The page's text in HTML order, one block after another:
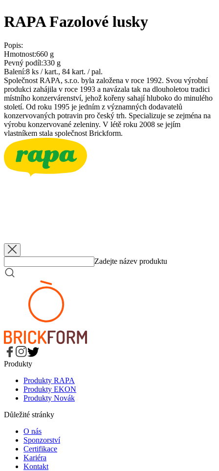
RAPA Fazolové lusky
Popis:
Hmotnost:660 g
Pevný podíl:330 g
Balení:8 ks / kart., 84 kart. / pal.
Společnost RAPA, s.r.o. byla založena v roce 1992. Svou výrobní
produkci zahájila v roce 1993 a navázala tak na dlouholetou tradici
místního konzervárenství, jehož kořeny sahají hluboko do minulého
století. Od roku 1995 je jedním z významných dodavatelů
konzervovaných potravin pro český trh. Specializuje se zejména na
výrobu konzervované zeleniny. V létě roku 2008 se jejím
vlastníkem stala společnost Brickform.
RAPA
RAPA
Zadejte název produktu
Produkty
Produkty RAPA
Produkty EKON
Produkty Novák
Důležité stránky
O nás
Sponzorství
Certifikace
Kariéra
Kontakt